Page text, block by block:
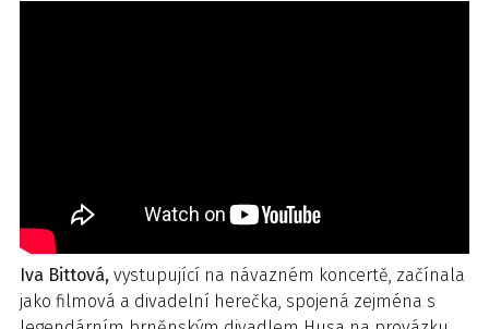
Iva Bittová, vystupující na návazném koncertě, začínala
jako filmová a divadelní herečka, spojená zejména s